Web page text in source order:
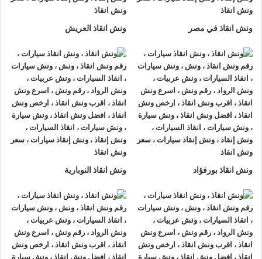
لتزويدك بأفضل مساعدة على الطريق و تقديم خدمات الانقاذ
السريع.
ونش إنقاذ سياراتمن شركةالرواد لإنقاذ السياراتيقدم تجربة
فريدةلإنقاذ السيارات، تمتع بتجربةونش انقاذ سياراتمنونش
انقاذ الروادوأحصل على خصم 50% ، لدينا ونش انقاذمزود بأجهزة
تتبع GPS لأمانك وأمان سيارتك.
اتصل بخدمة العملاء التابعة لنا على مدار 24 ساعة الآن للحصول
علىأقرب ونش انقاذمن موقعك في برج العرب فريق المساعدة
على أهبة الاستعداد و جاهز دائما لمساعدتك في أي وقت من النهار
أو الليل 24/7/365 تشمل خدمات
انقاذ السيارات في برج العرب
علي ما يلي:
1- السرعة
يصلكونش انقاذ السيارات
بسرعة فائقة خلال 30 دقيقة بحد اقصي
فور طلبك لـونش إنقاذ سياراتمن أجل إنقاذ السياراتالمُعطّلة في
ونش انقاذ في مصر ونش انقاذ العريش
ونش انقاذ بورفؤاد ونش انقاذ النوبارية